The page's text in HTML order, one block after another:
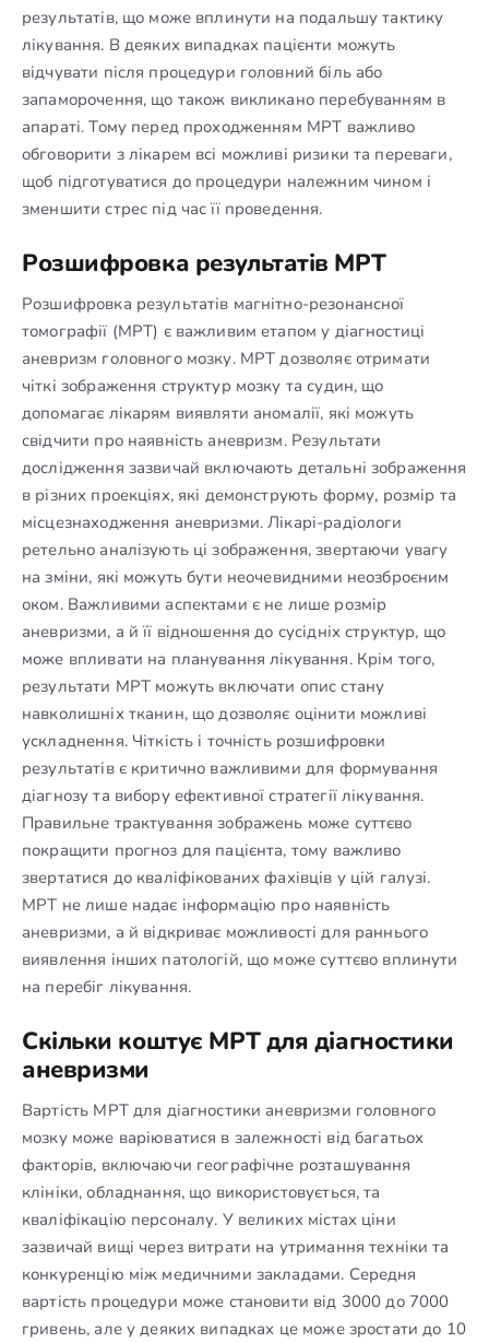
результатів, що може вплинути на подальшу тактику
лікування. В деяких випадках пацієнти можуть
відчувати після процедури головний біль або
запаморочення, що також викликано перебуванням в
апараті. Тому перед проходженням МРТ важливо
обговорити з лікарем всі можливі ризики та переваги,
щоб підготуватися до процедури належним чином і
зменшити стрес під час її проведення.
Розшифровка результатів МРТ
Розшифровка результатів магнітно-резонансної
томографії (МРТ) є важливим етапом у діагностиці
аневризм головного мозку. МРТ дозволяє отримати
чіткі зображення структур мозку та судин, що
допомагає лікарям виявляти аномалії, які можуть
свідчити про наявність аневризм. Результати
дослідження зазвичай включають детальні зображення
в різних проекціях, які демонструють форму, розмір та
місцезнаходження аневризми. Лікарі-радіологи
ретельно аналізують ці зображення, звертаючи увагу
на зміни, які можуть бути неочевидними неозброєним
оком. Важливими аспектами є не лише розмір
аневризми, а й її відношення до сусідніх структур, що
може впливати на планування лікування. Крім того,
результати МРТ можуть включати опис стану
навколишніх тканин, що дозволяє оцінити можливі
ускладнення. Чіткість і точність розшифровки
результатів є критично важливими для формування
діагнозу та вибору ефективної стратегії лікування.
Правильне трактування зображень може суттєво
покращити прогноз для пацієнта, тому важливо
звертатися до кваліфікованих фахівців у цій галузі.
МРТ не лише надає інформацію про наявність
аневризми, а й відкриває можливості для раннього
виявлення інших патологій, що може суттєво вплинути
на перебіг лікування.
Скільки коштує МРТ для діагностики
аневризми
Вартість МРТ для діагностики аневризми головного
мозку може варіюватися в залежності від багатьох
факторів, включаючи географічне розташування
клініки, обладнання, що використовується, та
кваліфікацію персоналу. У великих містах ціни
зазвичай вищі через витрати на утримання техніки та
конкуренцію між медичними закладами. Середня
вартість процедури може становити від 3000 до 7000
гривень, але у деяких випадках це може зростати до 10